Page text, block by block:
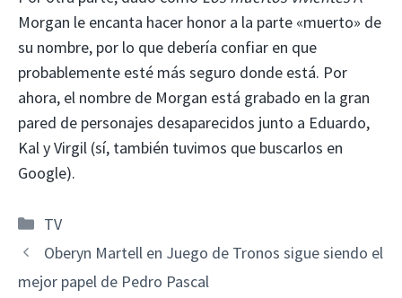
Morgan le encanta hacer honor a la parte «muerto» de
su nombre, por lo que debería confiar en que
probablemente esté más seguro donde está. Por
ahora, el nombre de Morgan está grabado en la gran
pared de personajes desaparecidos junto a Eduardo,
Kal y Virgil (sí, también tuvimos que buscarlos en
Google).
Categorías
TV
Oberyn Martell en Juego de Tronos sigue siendo el
mejor papel de Pedro Pascal